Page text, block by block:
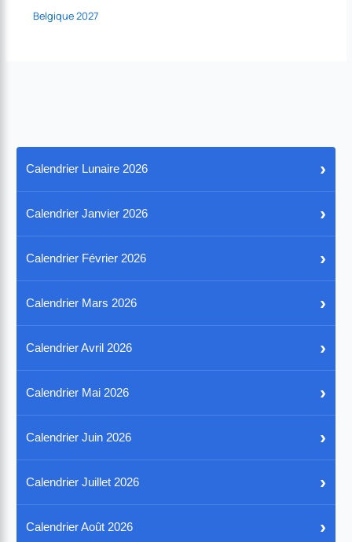
Belgique 2027
Calendrier Lunaire 2026 ›
Calendrier Janvier 2026 ›
Calendrier Février 2026 ›
Calendrier Mars 2026 ›
Calendrier Avril 2026 ›
Calendrier Mai 2026 ›
Calendrier Juin 2026 ›
Calendrier Juillet 2026 ›
Calendrier Août 2026 ›